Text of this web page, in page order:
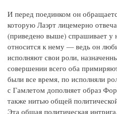
И перед поединком он
которую Лаэрт лицемерно
(приведено выше) спрашивает у
относится к нему — ведь он
исполняют свои роли,
совершении всего оба
были все время, по исполняли
с Гамлетом дополняет образ
также нитью общей
Эта общая политическая